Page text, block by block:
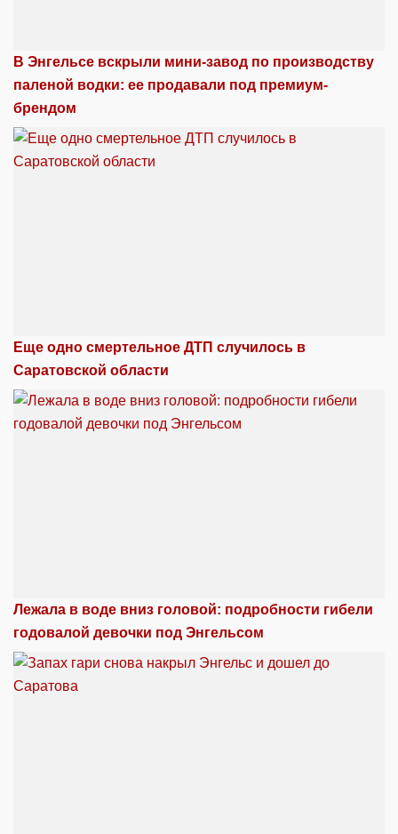
В Энгельсе вскрыли мини-завод по производству
паленой водки: ее продавали под премиум-
брендом
Еще одно смертельное ДТП случилось в
Саратовской области
Лежала в воде вниз головой: подробности гибели
годовалой девочки под Энгельсом